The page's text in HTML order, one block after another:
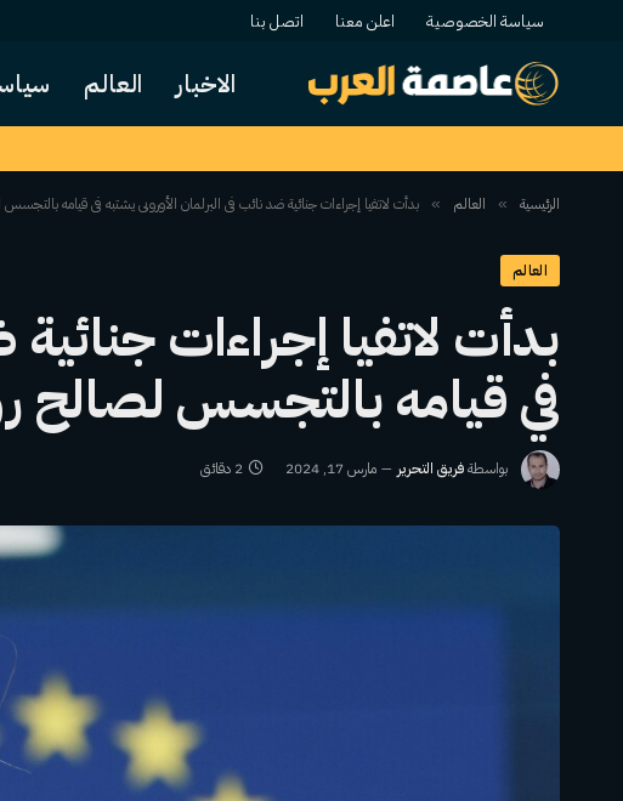
سياسة الخصوصية اعلن معنا اتصل بنا
الاخبار العالم
الرئيسية » العالم » بدأت لاتفيا إجراءات جنائية ضد نائب في البرلمان الأوروبي يشتبه في قيامه
العالم
بدأت لاتفيا إجراءات
في قيامه بالتجسس لصالح
بواسطةفريق التحرير مارس 17, 2024 2 دقائق